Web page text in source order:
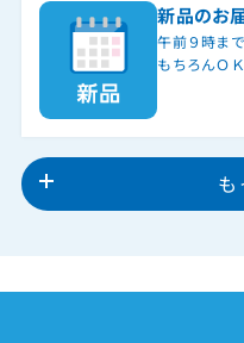
新品のお
午前９時ま
もちろんＯ
も